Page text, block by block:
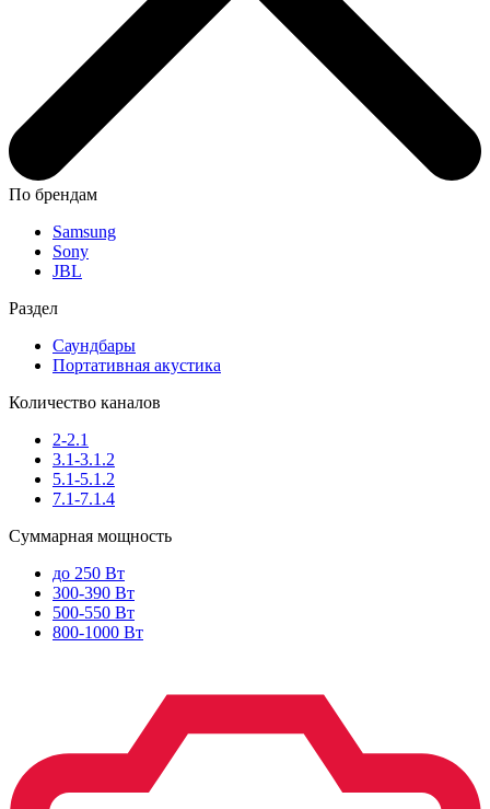
По брендам
Samsung
Sony
JBL
Раздел
Саундбары
Портативная акустика
Количество каналов
2-2.1
3.1-3.1.2
5.1-5.1.2
7.1-7.1.4
Суммарная мощность
до 250 Вт
300-390 Вт
500-550 Вт
800-1000 Вт